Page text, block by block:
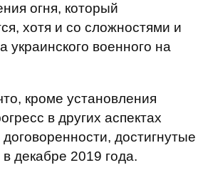
огня, который
хотя и со сложностями и
военного на
кроме установления
в других аспектах
достигнутые
декабре 2019 года.